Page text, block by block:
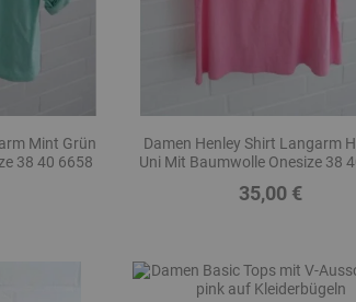
Mint Grün
38 40 6658
Damen Henley Shirt Langarm
Uni Mit Baumwolle Onesize 38
Preis
35,00 €